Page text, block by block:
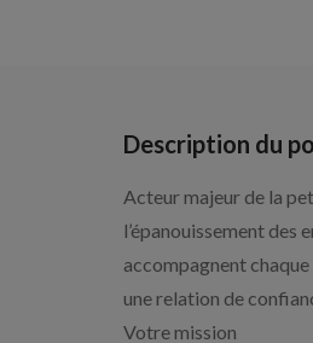
Description du
Acteur majeur de la
l’épanouissement des
accompagnent
une relation de
Votre mission